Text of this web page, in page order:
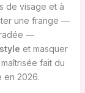
de visage et à
une frange —
—
et masquer
fait du
en 2026.